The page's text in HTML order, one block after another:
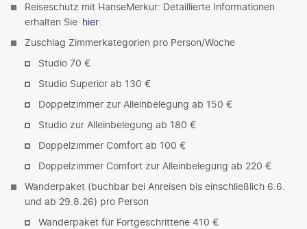
Reiseschutz mit HanseMerkur: Detaillierte Informationen
erhalten Sie hier
Zuschlag Zimmerkategorien pro Person/Woche
Studio 70 €
Studio Superior ab 130 €
Doppelzimmer zur Alleinbelegung ab 150 €
Studio zur Alleinbelegung ab 180 €
Doppelzimmer Comfort ab 100 €
Doppelzimmer Comfort zur Alleinbelegung ab 220 €
Wanderpaket (buchbar bei Anreisen bis einschließlich 6.6.
und ab 29.8.26) pro Person
Wanderpaket für Fortgeschrittene 410 €